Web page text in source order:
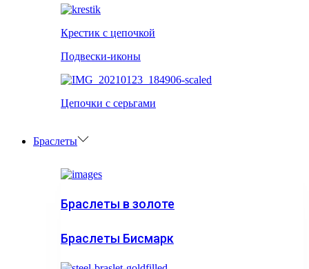
Крестик с цепочкой
Подвески-иконы
Цепочки с серьгами
Браслеты
Браслеты в золоте
Браслеты Бисмарк